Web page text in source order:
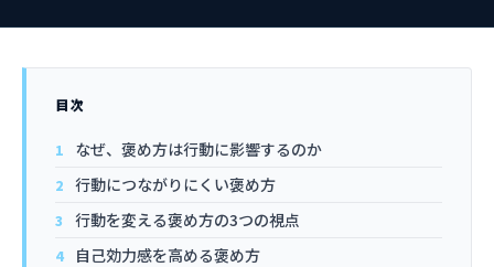
目次
なぜ、褒め方は行動に影響するのか
行動につながりにくい褒め方
行動を変える褒め方の3つの視点
自己効力感を高める褒め方